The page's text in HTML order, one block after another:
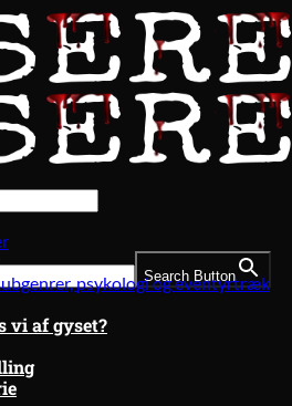
Search Button
psykologi og eventyrtræk
vi af gyset?